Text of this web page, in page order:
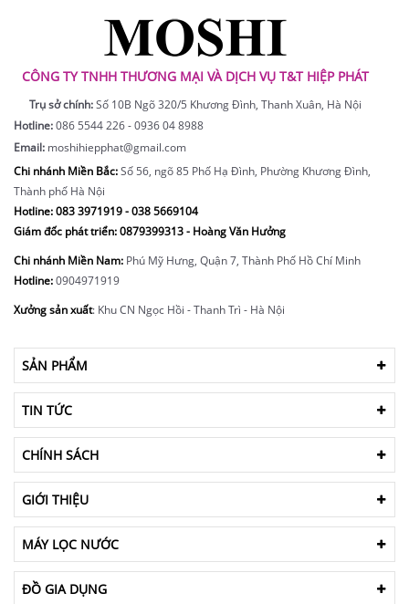
CÔNG TY TNHH THƯƠNG MẠI VÀ DỊCH VỤ T&T HIỆP PHÁT
Trụ sở chính:Số 10B Ngõ 320/5 Khương Đình, Thanh Xuân, Hà Nội
Hotline:086 5544 226 - 0936 04 8988
Email: moshihiepphat@gmail.com
Chi nhánh Miền Bắc:Số 56, ngõ 85 Phố Hạ Đình, Phường Khương Đình,
Thành phố Hà Nội
Hotline:083 3971919 - 038 5669104
Giám đốc phát triển: 0879399313 - Hoàng Văn Hưởng
Chi nhánh Miền Nam: Phú Mỹ Hưng, Quận 7, Thành Phố Hồ Chí Minh
Hotline:0904971919
Xưởng sản xuất: Khu CN Ngọc Hồi - Thanh Trì - Hà Nội
SẢN PHẨM
TIN TỨC
CHÍNH SÁCH
GIỚI THIỆU
MÁY LỌC NƯỚC
ĐỒ GIA DỤNG